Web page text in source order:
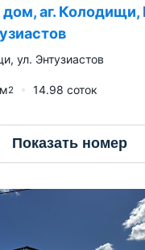
аг. Колодищи,
, ул. Энтузиастов
м2 14.98 соток
Показать номер